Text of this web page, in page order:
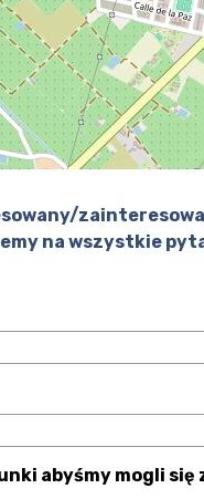
na wszystkie
abyśmy mogli się